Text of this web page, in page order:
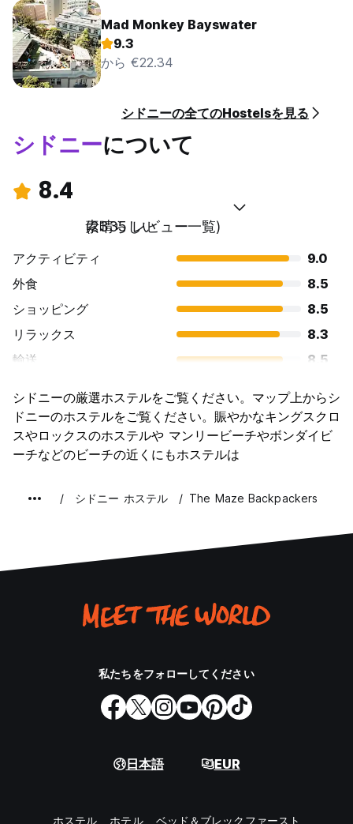
Mad Monkey Bayswater
9.3
から €22.34
シドニーの全てのHostelsを見る
シドニーについて
8.4
素晴らしい
(2335 レビュー一覧)
アクティビティ
9.0
外食
8.5
ショッピング
8.5
リラックス
8.3
輸送
8.5
文化
8.4
ナイトライフ
8.6
コストパフォーマンス
シドニーの厳選ホステルをご覧ください。マップ上からシ
ドニーのホステルをご覧ください。賑やかなキングスクロ
スやロックスのホステルや マンリービーチやボンダイビ
ーチなどのビーチの近くにもホステルは
シドニー ホステル The Maze Backpackers
私たちをフォローしてください
日本語 EUR
ホステル ホテル ベッド＆ブレックファースト